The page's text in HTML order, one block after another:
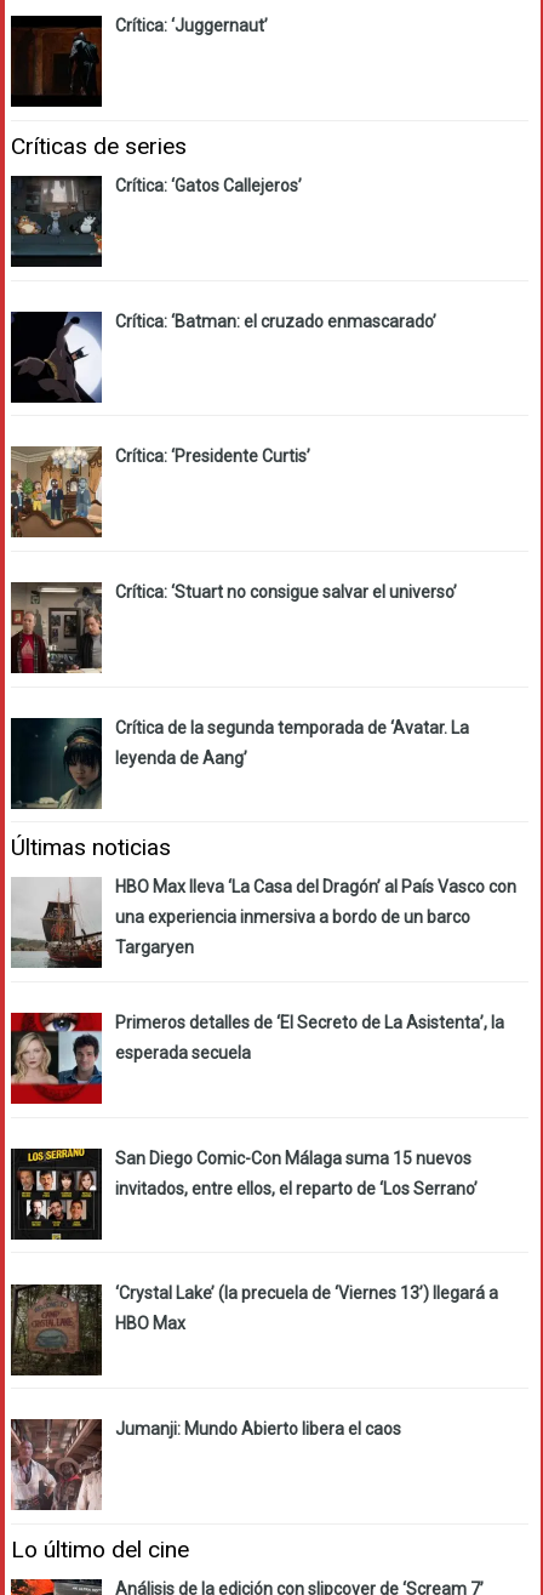
Crítica: ‘Juggernaut’
Críticas de series
Crítica: ‘Gatos Callejeros’
Crítica: ‘Batman: el cruzado enmascarado’
Crítica: ‘Presidente Curtis’
Crítica: ‘Stuart no consigue salvar el universo’
Crítica de la segunda temporada de ‘Avatar. La
leyenda de Aang’
Últimas noticias
HBO Max lleva ‘La Casa del Dragón’ al País Vasco con
una experiencia inmersiva a bordo de un barco
Targaryen
Primeros detalles de ‘El Secreto de La Asistenta’, la
esperada secuela
San Diego Comic-Con Málaga suma 15 nuevos
invitados, entre ellos, el reparto de ‘Los Serrano’
‘Crystal Lake’ (la precuela de ‘Viernes 13’) llegará a
HBO Max
Jumanji: Mundo Abierto libera el caos
Lo último del cine
Análisis de la edición con slipcover de ‘Scream 7’